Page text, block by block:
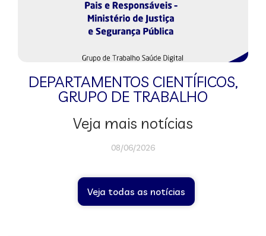
DEPARTAMENTOS CIENTÍFICOS,
GRUPO DE TRABALHO
Veja mais notícias
08/06/2026
Veja todas as notícias